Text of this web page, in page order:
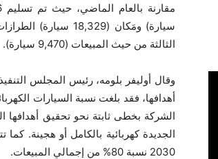
سيارة) ومَكان
الثالثة من حيث المبيعات ‏(9,470 سيارة).
وقال أوليفر بلومه، رئيس المجلس
الجديدة كهربائية بالكامل أو هجينة. كما
‎2030 نسبة 80‏% من إجمالي المبيعات‏.